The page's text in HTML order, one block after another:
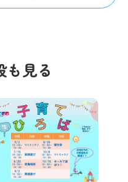
も見る